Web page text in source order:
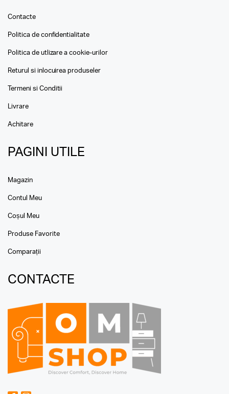
Contacte
Politica de confidentialitate
Politica de utlizare a cookie-urilor
Returul si inlocuirea produseler
Termeni si Conditii
Livrare
Achitare
PAGINI UTILE
Magazin
Contul Meu
Coșul Meu
Produse Favorite
Comparații
CONTACTE